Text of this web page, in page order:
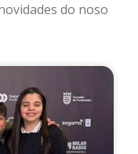
do noso